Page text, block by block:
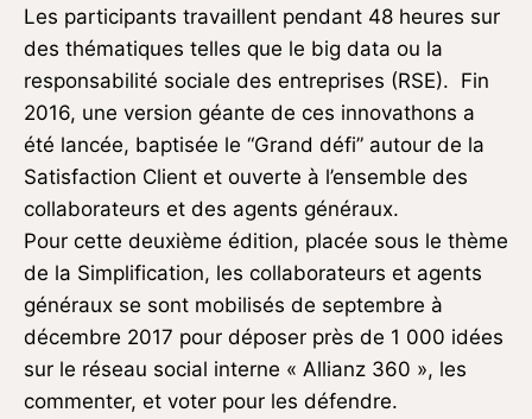
Les participants travaillent pendant 48 heures sur
des thématiques telles que le big data ou la
responsabilité sociale des entreprises (RSE). Fin
2016, une version géante de ces innovathons a
été lancée, baptisée le “Grand défi” autour de la
Satisfaction Client et ouverte à l’ensemble des
collaborateurs et des agents généraux.
Pour cette deuxième édition, placée sous le thème
de la Simplification, les collaborateurs et agents
généraux se sont mobilisés de septembre à
décembre 2017 pour déposer près de 1 000 idées
sur le réseau social interne « Allianz 360 », les
commenter, et voter pour les défendre.